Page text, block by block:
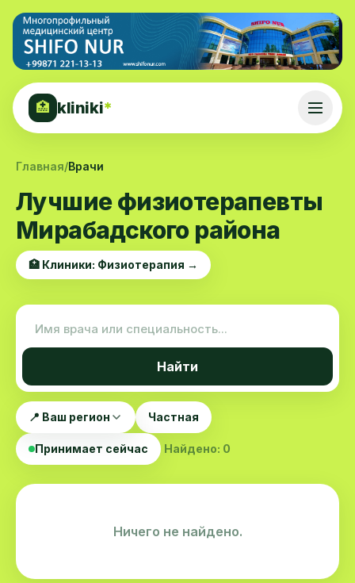
🏥 kliniki*
Главная/Врачи
Лучшие физиотерапевты
Мирабадского района
🏥 Клиники: Физиотерапия →
Найти
📍 Ваш регион Частная
Принимает сейчас Найдено: 0
Ничего не найдено.